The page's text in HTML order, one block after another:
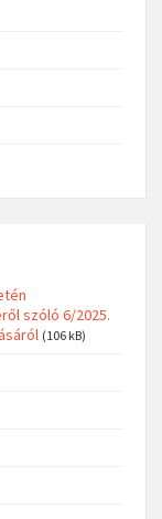
szóló 6/2025.
(106 kB)